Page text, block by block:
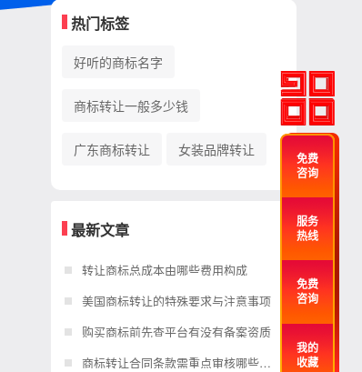
热门标签
好听的商标名字
商标转让一般多少钱
广东商标转让 女装品牌转让
最新文章
转让商标总成本由哪些费用构成
美国商标转让的特殊要求与注意事项
购买商标前先查平台有没有备案资质
商标转让合同条款需重点审核哪些内容
免费
咨询
服务
热线
免费
咨询
我的
收藏